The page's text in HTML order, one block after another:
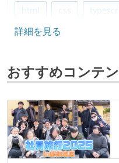
html
css
フレームワーク
angular
react
ソースコード管理
git
subversion
プロジェクト管理
詳細を見る
おすすめコンテ